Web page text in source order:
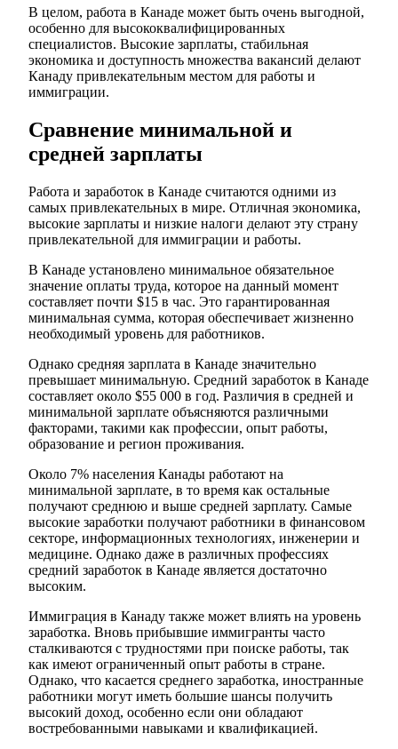
В целом, работа в Канаде может быть очень выгодной,
особенно для высококвалифицированных
специалистов. Высокие зарплаты, стабильная
экономика и доступность множества вакансий делают
Канаду привлекательным местом для работы и
иммиграции.
Сравнение минимальной и
средней зарплаты
Работа и заработок в Канаде считаются одними из
самых привлекательных в мире. Отличная экономика,
высокие зарплаты и низкие налоги делают эту страну
привлекательной для иммиграции и работы.
В Канаде установлено минимальное обязательное
значение оплаты труда, которое на данный момент
составляет почти $15 в час. Это гарантированная
минимальная сумма, которая обеспечивает жизненно
необходимый уровень для работников.
Однако средняя зарплата в Канаде значительно
превышает минимальную. Средний заработок в Канаде
составляет около $55 000 в год. Различия в средней и
минимальной зарплате объясняются различными
факторами, такими как профессии, опыт работы,
образование и регион проживания.
Около 7% населения Канады работают на
минимальной зарплате, в то время как остальные
получают среднюю и выше средней зарплату. Самые
высокие заработки получают работники в финансовом
секторе, информационных технологиях, инженерии и
медицине. Однако даже в различных профессиях
средний заработок в Канаде является достаточно
высоким.
Иммиграция в Канаду также может влиять на уровень
заработка. Вновь прибывшие иммигранты часто
сталкиваются с трудностями при поиске работы, так
как имеют ограниченный опыт работы в стране.
Однако, что касается среднего заработка, иностранные
работники могут иметь большие шансы получить
высокий доход, особенно если они обладают
востребованными навыками и квалификацией.